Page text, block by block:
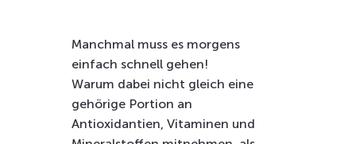
Manchmal muss es morgens
einfach schnell gehen!
Warum dabei nicht gleich eine
gehörige Portion an
Antioxidantien, Vitaminen und